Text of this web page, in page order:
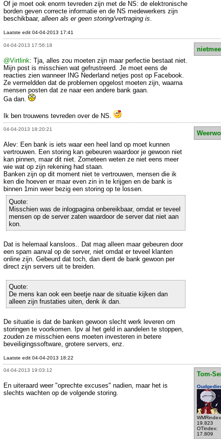
Of je moet ook enorm tevreden zijn met de NS: de elektronische
borden geven correcte informatie en de NS medewerkers zijn
beschikbaar, alleen als er geen storing/vertraging is.
Laatste edit 04-04-2013 17:41
04-04-2013 17:56:18
@Virtlink: Tja, alles zou moeten zijn maar perfectie bestaat niet.
Mijn post is misschien wat gefrustreerd. Je moet eens de
reacties zien wanneer ING Nederland netjes post op Facebook.
Ze vermeldden dat de problemen opgelost moeten zijn, waarna
mensen posten dat ze naar een andere bank gaan.
Ga dan.
Ik ben trouwens tevreden over de NS.
04-04-2013 18:20:21
Alev: Een bank is iets waar een heel land op moet kunnen
vertrouwen. Een storing kan gebeuren waardoor je gewoon niet
kan pinnen, maar dit niet. Zometeen weten ze niet eens meer
wie wat op zijn rekening had staan.
Banken zijn op dit moment niet te vertrouwen, mensen die ik
ken die hoeven er maar even zin in te krijgen en de bank is
binnen 1min weer bezig een storing op te lossen.
Quote:
Misschien was de inlogpagina onbereikbaar, omdat er teveel
mensen op de server zaten waardoor de server dat niet aan
kon.
Dat is helemaal kansloos.. Dat mag alleen maar gebeuren door
een spam aanval op de server, niet omdat er teveel klanten
online zijn. Gebeurd dat toch, dan dient de bank gewoon per
direct zijn servers uit te breiden.
Quote:
De mens kan ook een beetje naar de situatie kijken dan
alleen zijn frustaties uiten, denk ik dan.
De situatie is dat de banken gewoon slecht werk leveren om
storingen te voorkomen. Ipv al het geld in aandelen te stoppen,
zouden ze misschien eens moeten investeren in betere
beveiligingssoftware, grotere servers, enz.
Laatste edit 04-04-2013 18:22
04-04-2013 19:03:12
Tom-
19.823
OTindex:
17.809
En uiteraard weer "oprechte excuses" nadien, maar het is
slechts wachten op de volgende storing.